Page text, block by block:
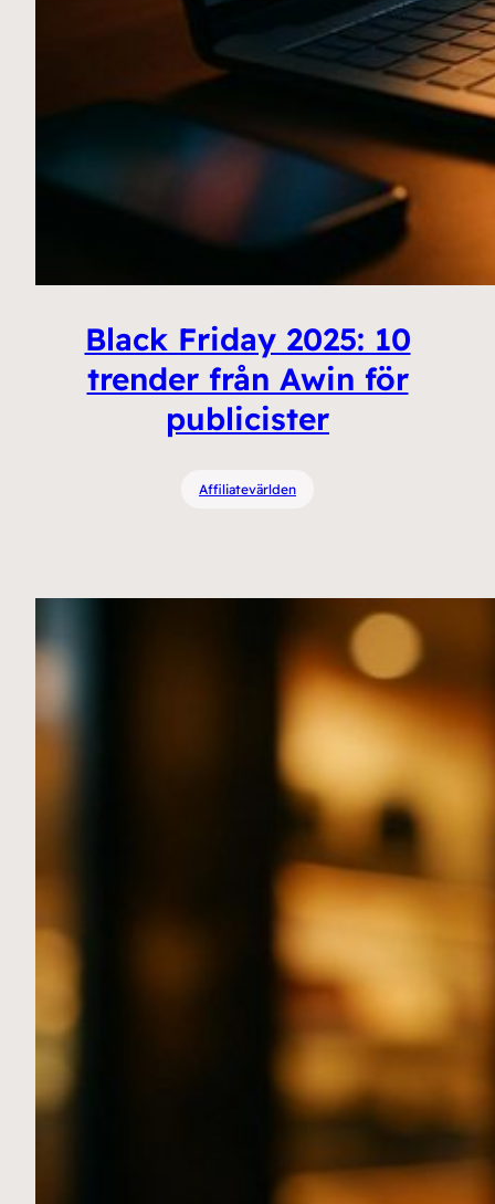
Black Friday 2025: 10
trender från Awin för
publicister
Affiliatevärlden